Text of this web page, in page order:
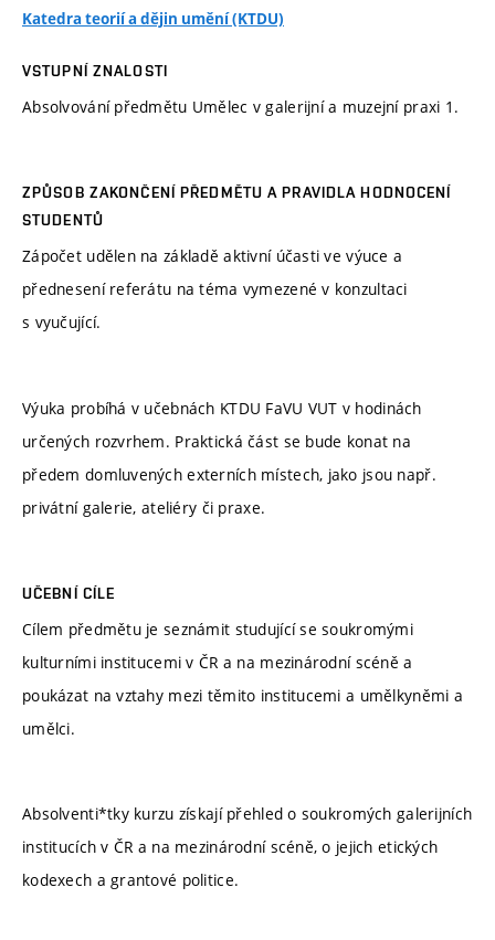
Katedra teorií a dějin umění (KTDU)
VSTUPNÍ ZNALOSTI
Absolvování předmětu Umělec v galerijní a muzejní praxi 1.
ZPŮSOB ZAKONČENÍ PŘEDMĚTU A PRAVIDLA HODNOCENÍ
STUDENTŮ
Zápočet udělen na základě aktivní účasti ve výuce a
přednesení referátu na téma vymezené v konzultaci
s vyučující.
Výuka probíhá v učebnách KTDU FaVU VUT v hodinách
určených rozvrhem. Praktická část se bude konat na
předem domluvených externích místech, jako jsou např.
privátní galerie, ateliéry či praxe.
UČEBNÍ CÍLE
Cílem předmětu je seznámit studující se soukromými
kulturními institucemi v ČR a na mezinárodní scéně a
poukázat na vztahy mezi těmito institucemi a umělkyněmi a
umělci.
Absolventi*tky kurzu získají přehled o soukromých galerijních
institucích v ČR a na mezinárodní scéně, o jejich etických
kodexech a grantové politice.